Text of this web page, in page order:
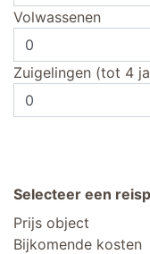
Volwassenen
Zuigelingen (tot 4
Selecteer een
Prijs object
Bijkomende kosten